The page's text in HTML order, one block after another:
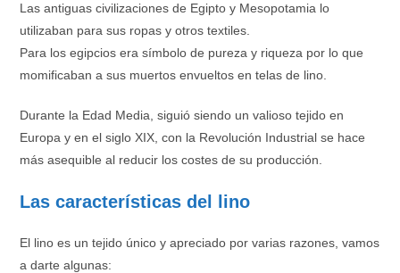
Las antiguas civilizaciones de Egipto y Mesopotamia lo
utilizaban para sus ropas y otros textiles.
Para los egipcios era símbolo de pureza y riqueza por lo que
momificaban a sus muertos envueltos en telas de lino.
Durante la Edad Media, siguió siendo un valioso tejido en
Europa y en el siglo XIX, con la Revolución Industrial se hace
más asequible al reducir los costes de su producción.
Las características del lino
El lino es un tejido único y apreciado por varias razones, vamos
a darte algunas: